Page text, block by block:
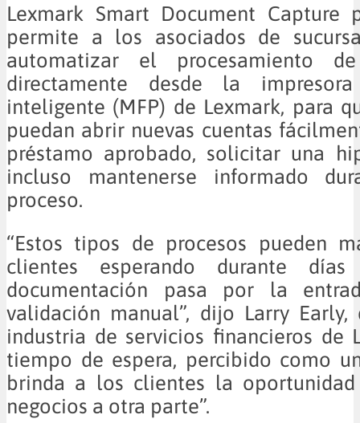
Lexmark Smart Document Capture
permite a los asociados de
automatizar el procesamiento de
directamente desde la
inteligente (MFP) de Lexmark, para
puedan abrir nuevas cuentas
préstamo aprobado, solicitar una
incluso mantenerse informado
proceso.
“Estos tipos de procesos pueden
clientes esperando durante
documentación pasa por la
validación manual”, dijo Larry
industria de servicios financieros de
tiempo de espera, percibido como
brinda a los clientes la
negocios a otra parte”.